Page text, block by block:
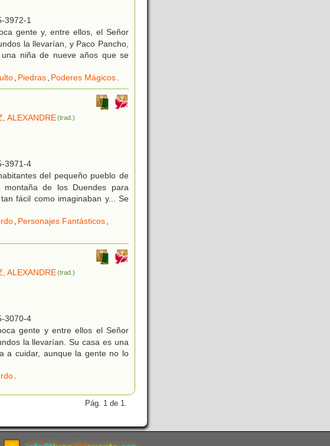
3972-1
gente y, entre ellos, el Señor
la llevarían, y Paco Pancho,
niña de nueve años que se
, Piedras, Poderes Mágicos.
ALEXANDRE (trad.)
3971-4
del pequeño pueblo de
de los Duendes para
fácil como imaginaban y... Se
, Personajes Fantásticos,
ALEXANDRE (trad.)
3070-4
gente y entre ellos el Señor
la llevarían. Su casa es una
a cuidar, aunque la gente no lo
.
Pág. 1 de 1.